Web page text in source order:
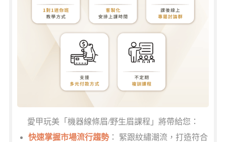
愛甲玩美「機器線條眉/野生眉課程」將帶給您：
快速掌握市場流行趨勢： 緊跟紋繡潮流，打造符合